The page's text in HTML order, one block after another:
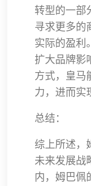
转型的一部
寻求更多的
实际的盈利
扩大品牌影
方式，皇马
力，进而实
总结：
综上所述，
未来发展战
内，姆巴佩